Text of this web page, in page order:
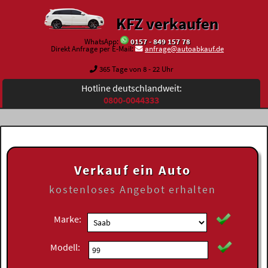
KFZ verkaufen
WhatsApp:
0157 - 849 157 78
Direkt Anfrage per E-Mail:
anfrage@autoabkauf.de
365 Tage von 8 - 22 Uhr
Hotline deutschlandweit:
0800-0044333
Verkauf ein Auto
kostenloses Angebot erhalten
Marke:
Modell: